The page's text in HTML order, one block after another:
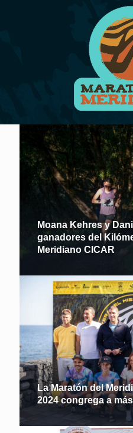
Moana Kehres y
ganadores del
Meridiano CICAR
La Maratón del
2024 congrega a